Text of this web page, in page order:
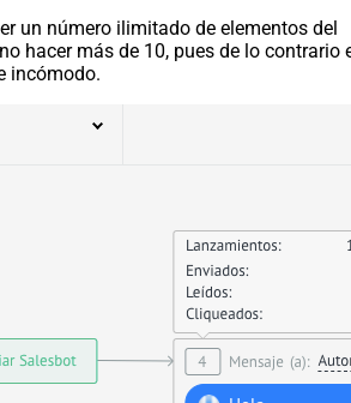
un número ilimitado de elementos del
hacer más de 10, pues de lo contrario
incómodo.